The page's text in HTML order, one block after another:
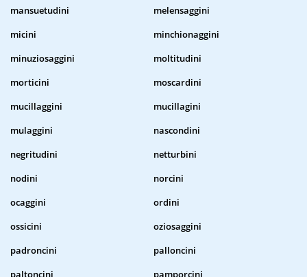
mansuetudini
melensaggini
micini
minchionaggini
minuziosaggini
moltitudini
morticini
moscardini
mucillaggini
mucillagini
mulaggini
nascondini
negritudini
netturbini
nodini
norcini
ocaggini
ordini
ossicini
oziosaggini
padroncini
palloncini
paltoncini
pamporcini